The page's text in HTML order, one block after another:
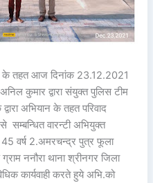
के तहत आज दिनांक 23.12.2021
कुमार द्वारा संयुक्त पुलिस टीम
अभियान के तहत परिवाद
वारन्टी अभियुक्त
45 वर्ष 2.अमरचन्द्र पुत्र फूला
ननौरा थाना श्रीनगर जिला
कार्यवाही करते हुये अभि.को